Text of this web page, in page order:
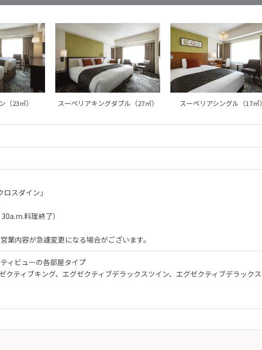
（23㎡） スーペリアキングダブル（27㎡） スーペリアシングル（17㎡）
スダイン」
料理終了）
業内容が急遽変更になる場合がございます。
ィビューの各部屋タイプ
クティブキング、エグゼクティブデラックスツイン、エグゼクティブデラックス